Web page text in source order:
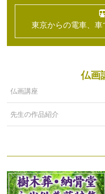
東京からの電車、車
仏画
仏画講座
先生の作品紹介